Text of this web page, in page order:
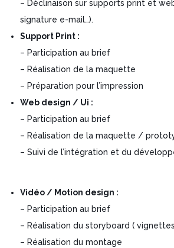
– Déclinaison sur supports print et
signature e-mail…).
Support Print :
– Participation au brief
– Réalisation de la maquette
– Préparation pour l’impression
Web design / Ui :
– Participation au brief
– Réalisation de la maquette /
– Suivi de l’intégration et du
Vidéo / Motion design :
– Participation au brief
– Réalisation du storyboard (
– Réalisation du montage